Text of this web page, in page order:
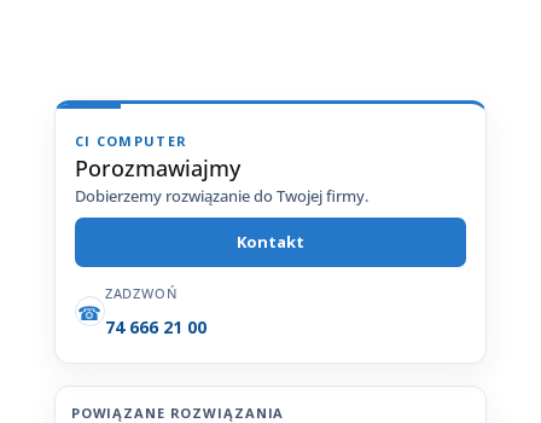
CI COMPUTER
Porozmawiajmy
Dobierzemy rozwiązanie do Twojej firmy.
Kontakt
☎
ZADZWOŃ
74 666 21 00
POWIĄZANE ROZWIĄZANIA